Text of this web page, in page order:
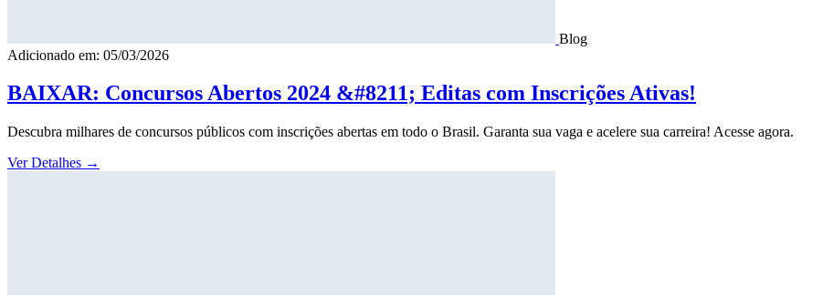
Blog
Adicionado em: 05/03/2026
BAIXAR: Concursos Abertos 2024 &#8211; Editas com Inscrições Ativas!
Descubra milhares de concursos públicos com inscrições abertas em todo o Brasil. Garanta sua vaga e acelere sua carreira! Acesse agora.
Ver Detalhes →